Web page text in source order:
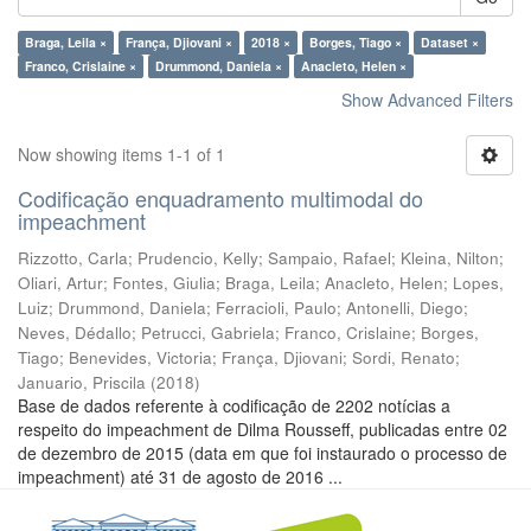
Braga, Leila × França, Djiovani × 2018 × Borges, Tiago ×
Dataset ×
Franco, Crislaine ×
Drummond, Daniela × Anacleto, Helen ×
Show Advanced Filters
Now showing items 1-1 of 1
Codificação enquadramento multimodal do
impeachment
Rizzotto, Carla; Prudencio, Kelly; Sampaio, Rafael; Kleina, Nilton;
Oliari, Artur; Fontes, Giulia; Braga, Leila; Anacleto, Helen; Lopes,
Luiz; Drummond, Daniela; Ferracioli, Paulo; Antonelli, Diego;
Neves, Dédallo; Petrucci, Gabriela; Franco, Crislaine; Borges,
Tiago; Benevides, Victoria; França, Djiovani; Sordi, Renato;
Januario, Priscila (2018)
Base de dados referente à codificação de 2202 notícias a
respeito do impeachment de Dilma Rousseff, publicadas entre 02
de dezembro de 2015 (data em que foi instaurado o processo de
impeachment) até 31 de agosto de 2016 ...